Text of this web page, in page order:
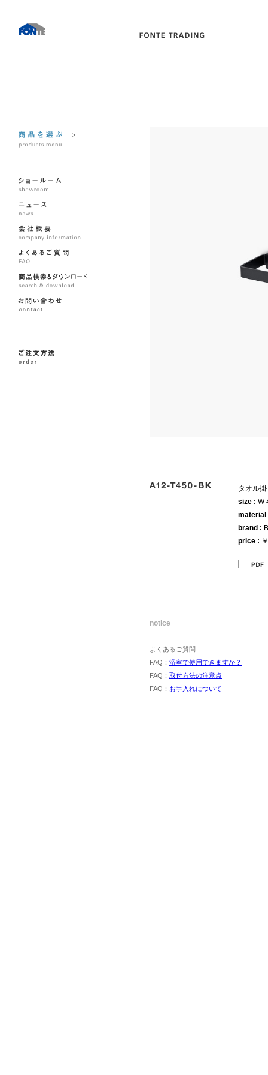
タオル掛
size : W
brand :
price :
notice
よくあるご質問
FAQ： 浴室で使用できますか？
FAQ： 取付方法の注意点
FAQ： お手入れについて